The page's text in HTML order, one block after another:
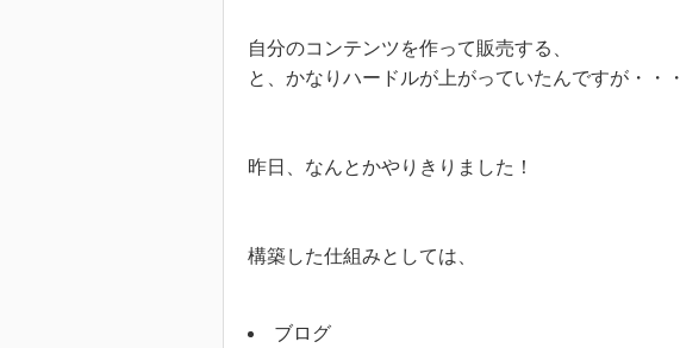
自分のコンテンツを作って販売する、
と、かなりハードルが上がっていたんですが・・・
昨日、なんとかやりきりました！
構築した仕組みとしては、
ブログ